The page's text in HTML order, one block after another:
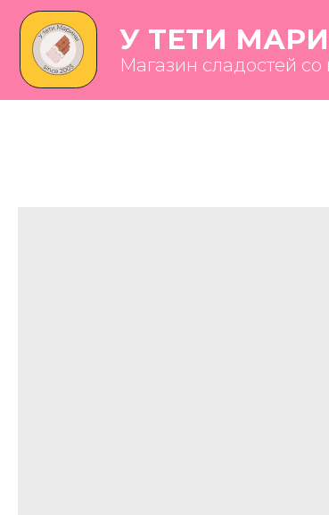
У ТЕТИ
Магазин сладостей со